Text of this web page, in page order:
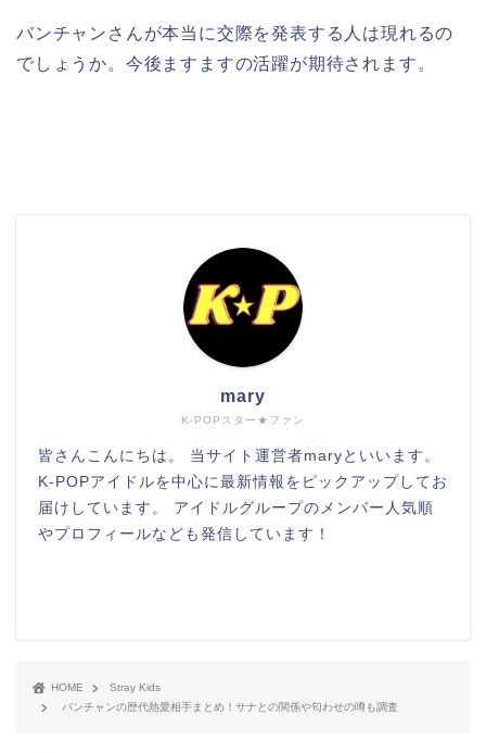
バンチャンさんが本当に交際を発表する人は現れるの
でしょうか。今後ますますの活躍が期待されます。
K-POPスター★ファン
mary
皆さんこんにちは。 当サイト運営者maryといいます。
K-POPアイドルを中心に最新情報をピックアップしてお
届けしています。 アイドルグループのメンバー人気順
やプロフィールなども発信しています！
HOME
Stray Kids
バンチャンの歴代熱愛相手まとめ！サナとの関係や匂わせの噂も調査